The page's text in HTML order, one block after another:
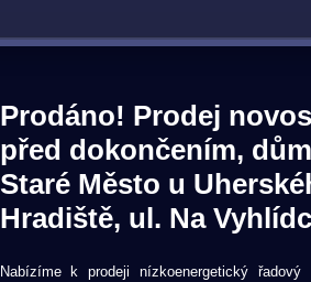
Prodáno! Prodej
před dokončením,
Staré Město u
Hradiště, ul. Na
Nabízíme k prodeji nízkoenergetický